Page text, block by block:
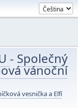
- Společný
vánoční
vesnička a Elfí